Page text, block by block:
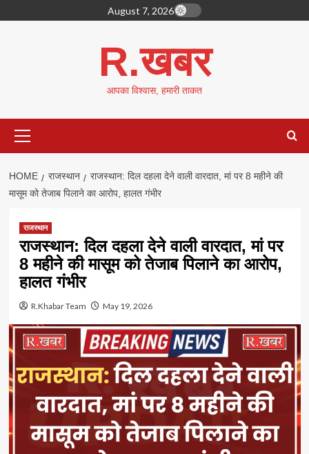
to
August 7, 2026
R.खबर
आपका विश्वास, हमारी ताकत
Menu
HOME राजस्थान
राजस्थान: दिल दहला देने वाली वारदात, मां पर 8 महीने की
मासूम को तेजाब पिलाने का आरोप, हालत गंभीर
राजस्थान
राजस्थान: दिल दहला देने वाली वारदात, मां पर
8 महीने की मासूम को तेजाब पिलाने का आरोप,
हालत गंभीर
R.Khabar Team May 19, 2026